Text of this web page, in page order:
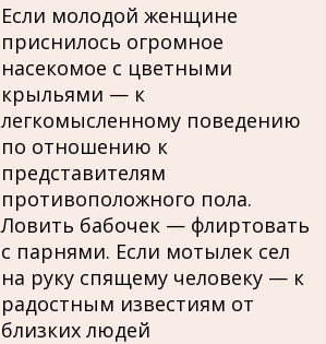
Если молодой женщине
приснилось огромное
насекомое с цветными
крыльями — к
легкомысленному поведению
по отношению к
представителям
противоположного пола.
Ловить бабочек — флиртовать
с парнями. Если мотылек сел
на руку спящему человеку — к
радостным известиям от
близких людей